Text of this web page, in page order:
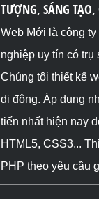
TƯỢNG, SÁNG TẠO,
Web Mới là công
nghiệp uy tín có
Chúng tôi thiết kế
di động. Áp dụng
tiến nhất hiện nay
HTML5, CSS3...
PHP theo yêu cầu